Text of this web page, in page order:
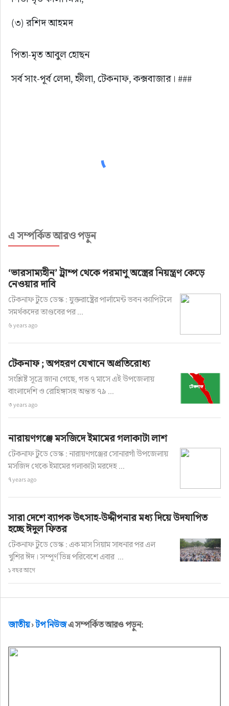
(৩) রশিদ আহমদ
পিতা-মৃত আবুল হোছন
সর্ব সাং-পূর্ব লেদা, হ্নীলা, টেকনাফ, কক্সবাজার। ###
এ সম্পর্কিত আরও পড়ুন
‘ভারসাম্যহীন’ ট্রাম্প থেকে পরমাণু অস্ত্রের নিয়ন্ত্রণ কেড়ে
নেওয়ার দাবি
টেকনাফ টুডে ডেস্ক : যুক্তরাষ্ট্রের পার্লামেন্ট ভবন ক্যাপিটলে
সমর্থকদের তাণ্ডবের পর ...
৬ years ago
টেকনাফ ; অপহরণ যেখানে অপ্রতিরোধ্য
সংশ্লিষ্ট সূত্রে জানা গেছে, গত ৭ মাসে এই উপজেলায়
বাংলাদেশি ও রোহিঙ্গাসহ অন্তত ৭৯ ...
৩ years ago
নারায়ণগঞ্জে মসজিদে ইমামের গলাকাটা লাশ
টেকনাফ টুডে ডেস্ক : নারায়ণগঞ্জের সোনারগাঁ উপজেলায়
মসজিদ থেকে ইমামের গলাকাটা মরদেহ ...
৭ years ago
সারা দেশে ব্যাপক উৎসাহ-উদ্দীপনার মধ্য দিয়ে উদযাপিত
হচ্ছে ঈদুল ফিতর
টেকনাফ টুডে ডেস্ক : এক মাস সিয়াম সাধনার পর এল
খুশির ঈদ। সম্পূর্ণ ভিন্ন পরিবেশে এবার ...
১ বছর আগে
জাতীয়›টপ নিউজএ সম্পর্কিত আরও পড়ুন: